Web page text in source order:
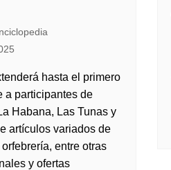
hasta el primero
a participantes de
Habana, Las Tunas y
artículos variados de
entre otras
y ofertas